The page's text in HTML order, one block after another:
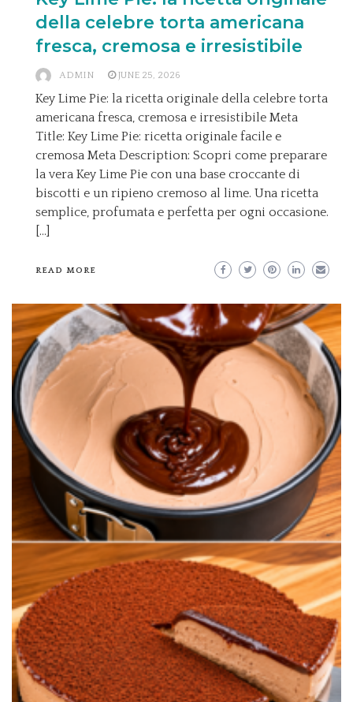
della celebre torta americana
fresca, cremosa e irresistibile
ADMIN JUNE 25, 2026
Key Lime Pie: la ricetta originale della celebre torta
americana fresca, cremosa e irresistibile Meta
Title: Key Lime Pie: ricetta originale facile e
cremosa Meta Description: Scopri come preparare
la vera Key Lime Pie con una base croccante di
biscotti e un ripieno cremoso al lime. Una ricetta
semplice, profumata e perfetta per ogni occasione.
[…]
READ MORE